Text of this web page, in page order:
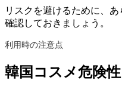
リスクを避けるために、
確認しておきましょう。
利用時の注意点
韓国コスメ危険